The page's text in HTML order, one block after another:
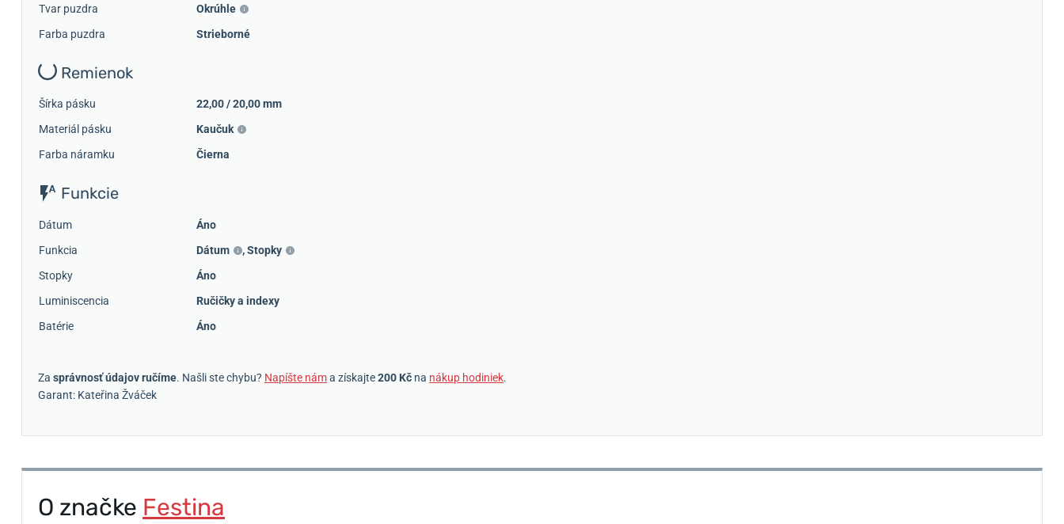
Tvar puzdra
Okrúhle
Farba puzdra
Strieborné
Remienok
Šírka pásku
22,00 / 20,00 mm
Materiál pásku
Kaučuk
Farba náramku
Čierna
Funkcie
Dátum
Áno
Funkcia
Dátum ,Stopky
Stopky
Áno
Luminiscencia
Ručičky a indexy
Batérie
Áno
Za správnosť údajov ručíme. Našli ste chybu? Napíšte náma získajte200 Kč na nákup hodiniek.
Garant: Kateřina Žváček
O značke Festina